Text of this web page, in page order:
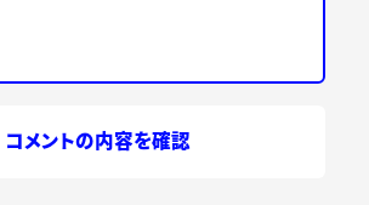
コメントの内容を確認